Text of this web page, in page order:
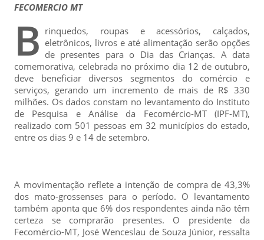
FECOMERCIO MT
B rinquedos, roupas e acessórios, calçados,
eletrônicos, livros e até alimentação serão opções
de presentes para o Dia das Crianças. A data
comemorativa, celebrada no próximo dia 12 de outubro,
deve beneficiar diversos segmentos do comércio e
serviços, gerando um incremento de mais de R$ 330
milhões. Os dados constam no levantamento do Instituto
de Pesquisa e Análise da Fecomércio-MT (IPF-MT),
realizado com 501 pessoas em 32 municípios do estado,
entre os dias 9 e 14 de setembro.
A movimentação reflete a intenção de compra de 43,3%
dos mato-grossenses para o período. O levantamento
também aponta que 6% dos respondentes ainda não têm
certeza se comprarão presentes. O presidente da
Fecomércio-MT, José Wenceslau de Souza Júnior, ressalta